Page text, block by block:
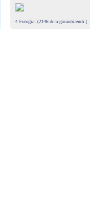
4 Fotoğraf (2146 defa görüntülendi.)